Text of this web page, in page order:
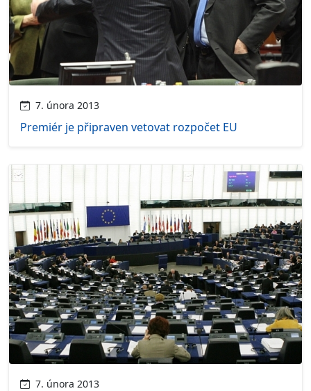
7. února 2013
Premiér je připraven vetovat rozpočet EU
7. února 2013